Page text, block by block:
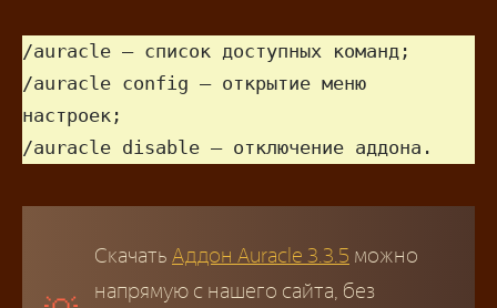
/auracle — список доступных команд;
/auracle config — открытие меню
настроек;
/auracle disable — отключение аддона.
Скачать Аддон Auracle 3.3.5 можно
напрямую с нашего сайта, без